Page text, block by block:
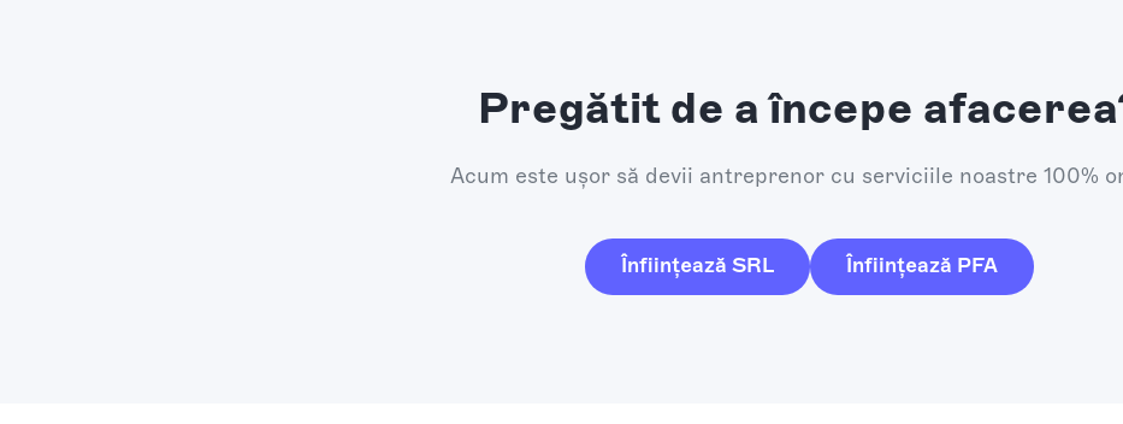
Pregătit de a începe
Acum este ușor să devii antreprenor cu serviciile noastre 100%
Înființează SRL Înființează PFA